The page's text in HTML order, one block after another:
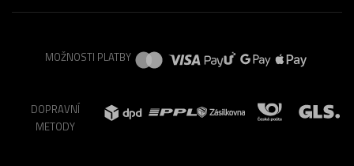
MOŽNOSTI PLATBY
DOPRAVNÍ
METODY